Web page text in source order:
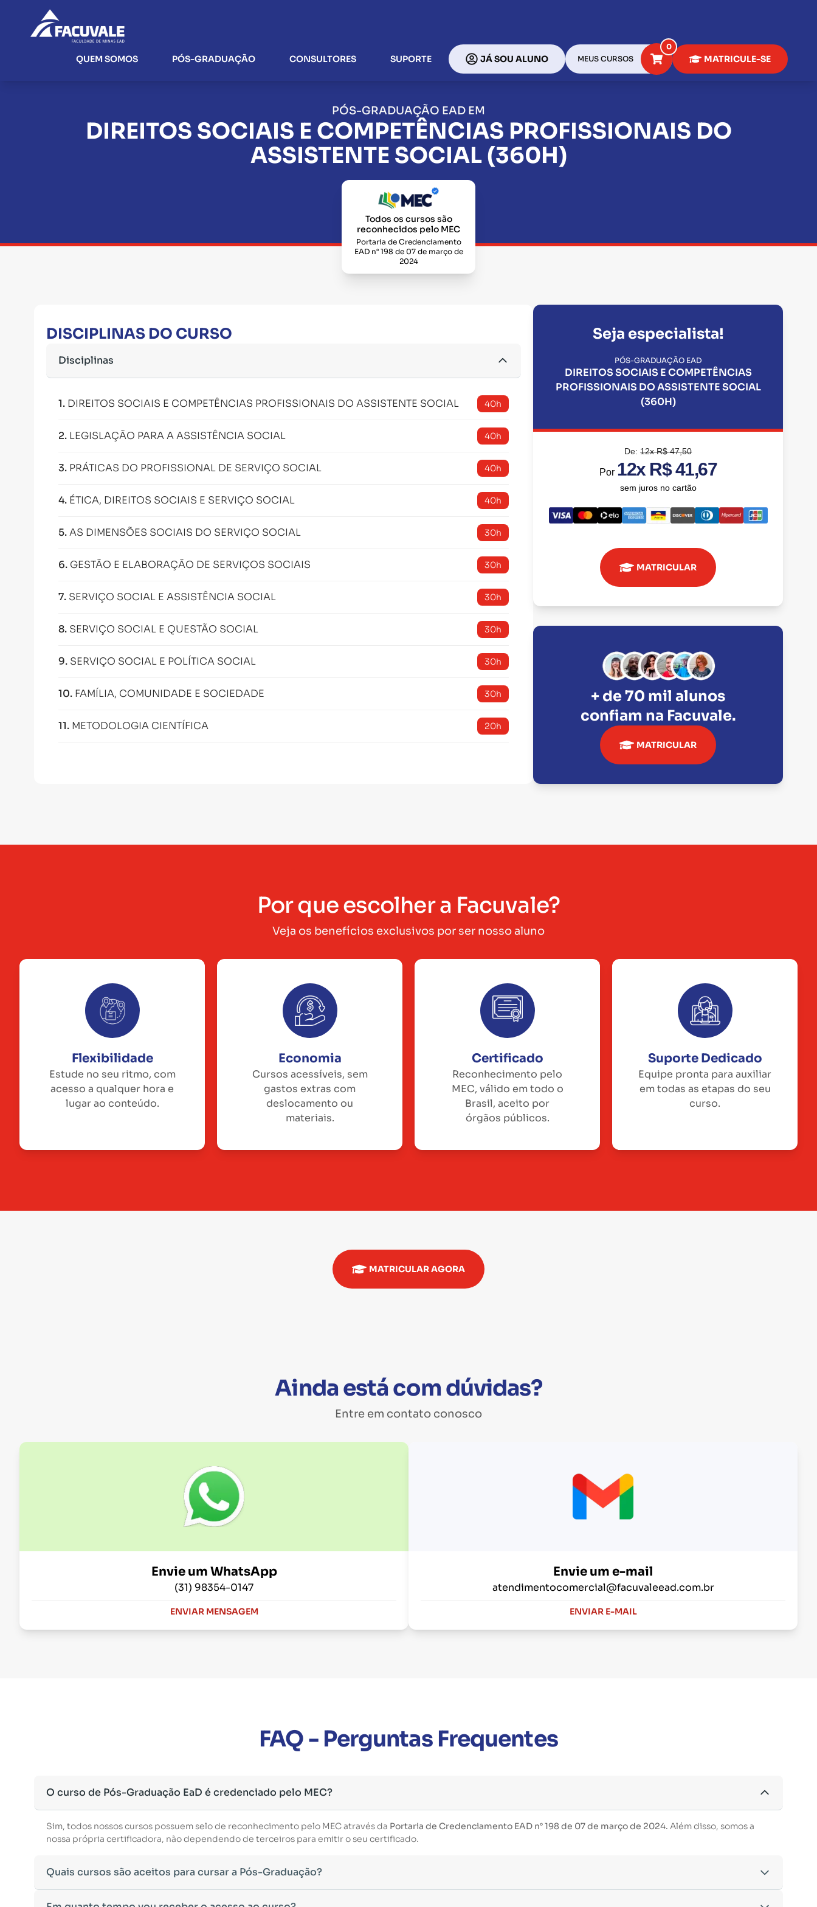
QUEM SOMOS PÓS-GRADUAÇÃO CONSULTORES SUPORTE JÁ SOU ALUNO MEUS CURSOS
0
MATRICULE-SE
PÓS-GRADUAÇÃO EAD EM
DIREITOS SOCIAIS E COMPETÊNCIAS PROFISSIONAIS DO
ASSISTENTE SOCIAL (360H)
Todos os cursos são
reconhecidos pelo MEC
Portaria de Credenciamento
EAD n° 198 de 07 de março de
2024
DISCIPLINAS DO CURSO
Disciplinas
1. DIREITOS SOCIAIS E COMPETÊNCIAS PROFISSIONAIS DO ASSISTENTE SOCIAL 40h
2. LEGISLAÇÃO PARA A ASSISTÊNCIA SOCIAL 40h
3. PRÁTICAS DO PROFISSIONAL DE SERVIÇO SOCIAL 40h
4. ÉTICA, DIREITOS SOCIAIS E SERVIÇO SOCIAL 40h
5.AS DIMENSÕES SOCIAIS DO SERVIÇO SOCIAL 30h
6. GESTÃO E ELABORAÇÃO DE SERVIÇOS SOCIAIS 30h
7. SERVIÇO SOCIAL E ASSISTÊNCIA SOCIAL 30h
8. SERVIÇO SOCIAL E QUESTÃO SOCIAL 30h
9. SERVIÇO SOCIAL E POLÍTICA SOCIAL 30h
10. FAMÍLIA, COMUNIDADE E SOCIEDADE 30h
11. METODOLOGIA CIENTÍFICA 20h
Seja especialista!
PÓS-GRADUAÇÃO EAD
DIREITOS SOCIAIS E COMPETÊNCIAS
PROFISSIONAIS DO ASSISTENTE SOCIAL
(360H)
De:12x R$ 47,50
Por 12x R$ 41,67
sem juros no cartão
MATRICULAR
+ de 70 mil alunos
confiam na Facuvale.
MATRICULAR
Por que escolher a Facuvale?
Veja os benefícios exclusivos por ser nosso aluno
Flexibilidade
Estude no seu ritmo, com
acesso a qualquer hora e
lugar ao conteúdo.
Economia
Cursos acessíveis, sem
gastos extras com
deslocamento ou
materiais.
Certificado
Reconhecimento pelo
MEC, válido em todo o
Brasil, aceito por
órgãos públicos.
Suporte Dedicado
Equipe pronta para auxiliar
em todas as etapas do seu
curso.
MATRICULAR AGORA
Ainda está com dúvidas?
Entre em contato conosco
Envie um WhatsApp
(31) 98354-0147
ENVIAR MENSAGEM
Envie um e-mail
atendimentocomercial@facuvaleead.com.br
ENVIAR E-MAIL
FAQ - Perguntas Frequentes
O curso de Pós-Graduação EaD é credenciado pelo MEC?
Sim, todos nossos cursos possuem selo de reconhecimento pelo MEC através da Portaria de Credenciamento EAD n° 198 de 07 de março de 2024. Além disso, somos a
nossa própria certificadora, não dependendo de terceiros para emitir o seu certificado.
Quais cursos são aceitos para cursar a Pós-Graduação?